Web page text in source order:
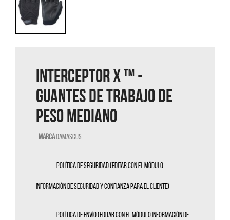
INTERCEPTOR X ™ -
GUANTES DE TRABAJO DE
PESO MEDIANO
MarcaDamascus
Política de seguridad (editar con el módulo
Información de seguridad y confianza para el cliente)
Política de envío (editar con el módulo Información de